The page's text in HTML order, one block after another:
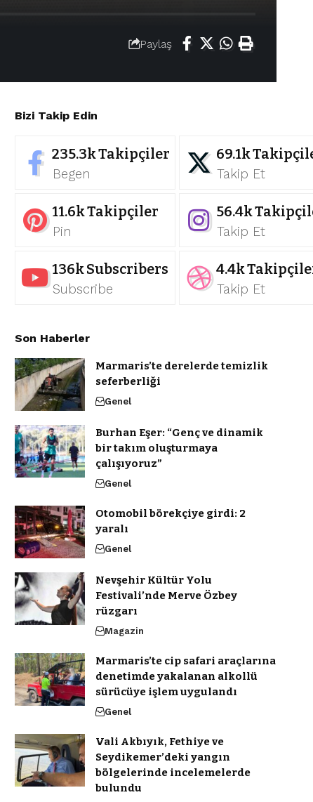
Paylaş
Bizi Takip Edin
235.3kTakipçiler
Begen
69.1k
Takip Et
11.6kTakipçiler
Pin
56.4k
Takip Et
136kSubscribers
Subscribe
4.4k
Takip Et
Son Haberler
Marmaris’te derelerde temizlik
seferberliği
Genel
Burhan Eşer: “Genç ve dinamik
bir takım oluşturmaya
çalışıyoruz”
Genel
Otomobil börekçiye girdi: 2
yaralı
Genel
Nevşehir Kültür Yolu
Festivali’nde Merve Özbey
rüzgarı
Magazin
Marmaris’te cip safari araçlarına
denetimde yakalanan alkollü
sürücüye işlem uygulandı
Genel
Vali Akbıyık, Fethiye ve
Seydikemer’deki yangın
bölgelerinde incelemelerde
bulundu